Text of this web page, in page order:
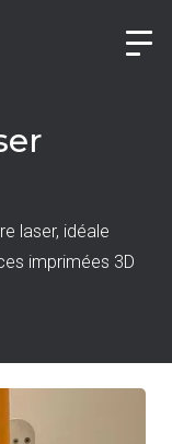
laser, idéale
imprimées 3D